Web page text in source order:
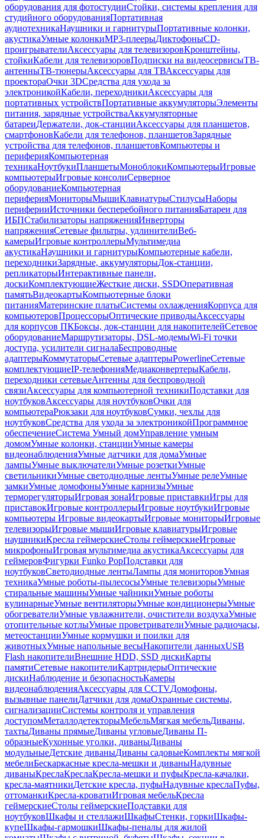
оборудования для фотостудииСтойки, системы крепления для
студийного оборудованияПортативная
аудиотехникаНаушники и гарнитурыПортативные колонки,
акустикаУмные колонкиMP3-плеерыДиктофоныCD-
проигрывателиАксессуары для телевизоровКронштейны,
стойкиКабели для телевизоровПодписки на видеосервисыТВ-
антенныТВ-тюнерыАксессуары для ТВАксессуары для
проектораОчки 3DСредства для ухода за
электроникойКабели, переходникиАксессуары для
портативных устройствПортативные аккумуляторыЭлементы
питания, зарядные устройстваАккумуляторные
батареиДержатели, док-станцииАксессуары для планшетов,
смартфоновКабели для телефонов, планшетовЗарядные
устройства для телефонов, планшетовКомпьютеры и
периферияКомпьютерная
техникаНоутбукиПланшетыМоноблокиКомпьютерыИгровые
компьютерыИгровые консолиСерверное
оборудованиеКомпьютерная
периферияМониторыМышиКлавиатурыСтилусыНаборы
периферииИсточники бесперебойного питанияБатареи для
ИБПСтабилизаторы напряженияИнверторы
напряженияСетевые фильтры, удлинителиВеб-
камерыИгровые контроллерыМультимедиа
акустикаНаушники и гарнитурыКомпьютерные кабели,
переходникиЗарядные, аккумуляторыДок-станции,
репликаторыИнтерактивные панели,
доскиКомплектующиеЖесткие диски, SSDОперативная
памятьВидеокартыКомпьютерные блоки
питанияМатеринские платыСистемы охлажденияКорпуса для
компьютеровПроцессорыОптические приводыАксессуары
для корпусов ПКБоксы, док-станции для накопителейСетевое
оборудованиеМаршрутизаторы, DSL-модемыWi-Fi точки
доступа, усилители сигналаБеспроводные
адаптерыКоммутаторыСетевые адаптерыPowerlineСетевые
комплектующиеIP-телефонияМедиаконвертерыКабели,
переходники сетевыеАнтенны для беспроводной
связиАксессуары для компьютерной техникиПодставки для
ноутбуковАксессуары для ноутбуковОчки для
компьютераРюкзаки для ноутбуковСумки, чехлы для
ноутбуковСредства для ухода за электроникойПрограммное
обеспечениеСистема Умный домУправление умным
домомУмные колонки, станцииУмные камеры
видеонаблюденияУмные датчики для домаУмные
лампыУмные выключателиУмные розеткиУмные
светильникиУмные светодиодные лентыУмные релеУмные
замкиУмные домофоныУмные карнизыУмные
терморегуляторыИгровая зонаИгровые приставкиИгры для
приставокИгровые контроллерыИгровые ноутбукиИгровые
компьютеры Игровые видеокартыИгровые мониторыИгровые
телевизорыИгровые мышиИгровые клавиатурыИгровые
наушникиКресла геймерскиеСтолы геймерскиеИгровые
микрофоныИгровая мультимедиа акустикаАксессуары для
геймеровФигурки Funko PopПодставки для
ноутбуковСветодиодные лентыЛампы для мониторовУмная
техникаУмные роботы-пылесосыУмные телевизорыУмные
стиральные машиныУмные чайникиУмные роботы
кулинарныеУмные вентиляторыУмные кондиционерыУмные
обогревателиУмные увлажнители, очистители воздухаУмные
отопительные котлыУмные проветривателиУмные радиочасы,
метеостанцииУмные кормушки и поилки для
животныхУмные напольные весыНакопители данныхUSB
Flash накопителиВнешние HDD, SSD дискиКарты
памятиСетевые накопителиКартридерыОптические
дискиНаблюдение и безопасностьКамеры
видеонаблюденияАксессуары для CCTVДомофоны,
вызывные панелиДатчики для домаОхранные системы,
сигнализацииСистемы контроля и управления
доступомМеталлодетекторыМебельМягкая мебельДиваны,
тахтыДиваны прямыеДиваны угловыеДиваны П-
образныеКухонные уголки, диваныДиваны
модульныеДетские диваныДиваны садовыеКомплекты мягкой
мебелиБескаркасные кресла-мешки и диваныНадувные
диваныКреслаКреслаКресла-мешки и пуфыКресла-качалки,
кресла-маятникиДетские кресла, пуфыНадувные креслаПуфы,
оттоманкиКресла-кроватиИгровая мебельКресла
геймерскиеСтолы геймерскиеПодставки для
ноутбуковШкафы и стеллажиШкафыСтенки, горкиШкафы-
купеШкафы-гармошкиШкафы-пеналы для жилой